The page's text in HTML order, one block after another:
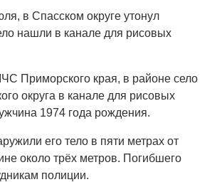
в Спасском округе утонул
нашли в канале для рисовых
Приморского края, в районе село
округа в канале для рисовых
1974 года рождения.
его тело в пяти метрах от
около трёх метров. Погибшего
полиции.